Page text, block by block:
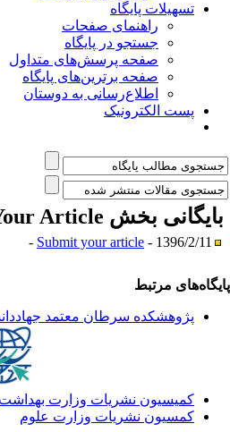
تسهیلات پایگاه
راهنمای صفحات
جستجو در پایگاه
صفحه پرسش‌های متداول
صفحه برترین‌های پایگاه
اطلاع‌رسانی به دوستان
پست الکترونیک
بخش Article
Submit your article - 1396/2/11 -
مرتبط
پژوهشکده سرطان معتمد
کمیسیون نشریات وزارت بهداشت
کمسیون نشریات وزارت علوم